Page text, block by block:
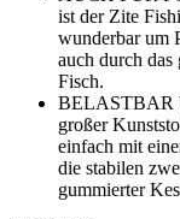
ist der Zite
wunderbar um
auch durch
Fisch.
BELASTBAR
großer
einfach mit
die stabilen
gummierter